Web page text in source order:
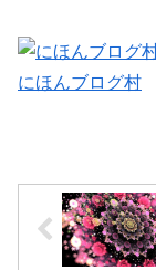
にほんブログ村